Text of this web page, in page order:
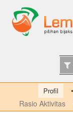
Profil
Rasio Aktivitas